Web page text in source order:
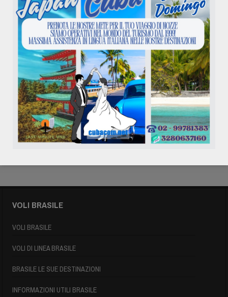
Calendario eventi
Agosto 2026
L M M G V S D
1 2
3 4 5 6 7 8 9
10 11 12 13 14 15 16
17 18 19 20 21 22 23
24 25 26 27 29 30
31
VOLI BRASILE
VOLI BRASILE
VOLI DI LINEA BRASILE
BRASILE LE SUE DESTINAZIONI
INFORMAZIONI UTILI BRASILE